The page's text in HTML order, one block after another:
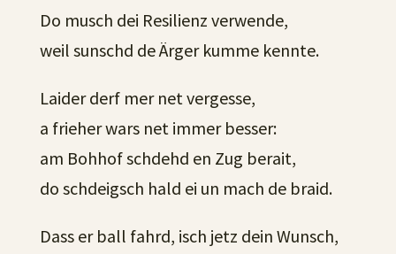
Do musch dei Resilienz verwende,
weil sunschd de Ärger kumme kennte.
Laider derf mer net vergesse,
a frieher wars net immer besser:
am Bohhof schdehd en Zug berait,
do schdeigsch hald ei un mach de braid.
Dass er ball fahrd, isch jetz dein Wunsch,